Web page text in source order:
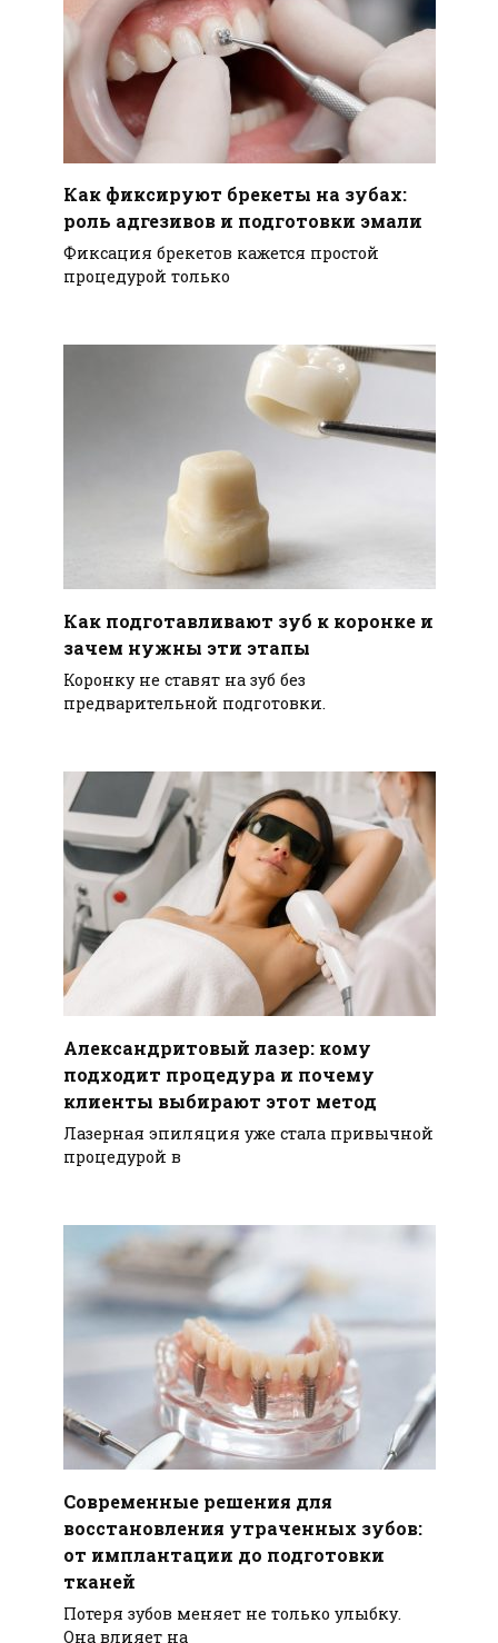
Как фиксируют брекеты на зубах:
роль адгезивов и подготовки эмали
Фиксация брекетов кажется простой
процедурой только
Как подготавливают зуб к коронке и
зачем нужны эти этапы
Коронку не ставят на зуб без
предварительной подготовки.
Александритовый лазер: кому
подходит процедура и почему
клиенты выбирают этот метод
Лазерная эпиляция уже стала привычной
процедурой в
Современные решения для
восстановления утраченных зубов:
от имплантации до подготовки
тканей
Потеря зубов меняет не только улыбку.
Она влияет на